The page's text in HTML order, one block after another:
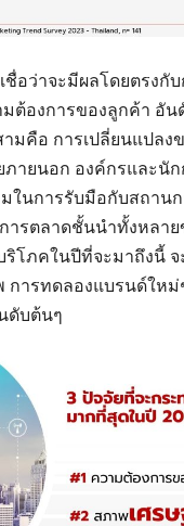
ชื่อว่าจะมีผลโดยตรงกั
มต้องการของลูกค้า อัน
มคือ การเปลี่ยนแปลง
ภายนอก องค์กรและนั
ในการรับมือกับสถาน
ารตลาดชั้นนำทั้งหลาย
ริโภคในปีที่จะมาถึงนี้
การทดลองแบรนด์ใหม่
ดับต้นๆ